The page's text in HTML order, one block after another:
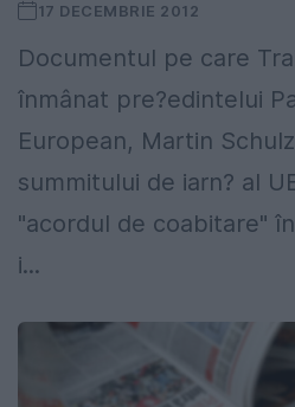
17 DECEMBRIE 2012
Documentul pe care
înmânat pre?edintelui
European, Martin
summitului de iarn? al
"acordul de coabitare"
i...